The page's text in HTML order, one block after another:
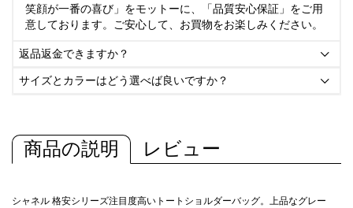
笑顔が一番の喜び」をモットーに、「品質安心保証」をご用
意しております。ご安心して、お買物をお楽しみください。
返品返金できますか？ 
サイズとカラーはどう選べば良いですか？ 
商品の説明 レビュー
シャネル 格安シリーズ注目度高いトートショルダーバッグ。上品なグレー